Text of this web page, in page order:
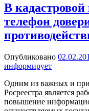
В кадастровой
телефон
Опубликовано
информирует
Одним из важных и
Росреестра является
повышение